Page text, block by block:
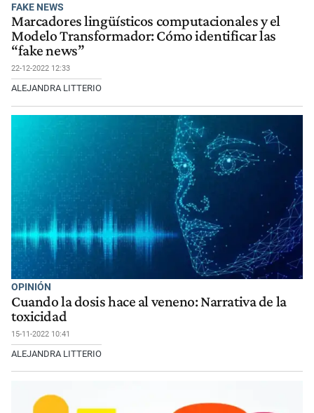
FAKE NEWS
Marcadores lingüísticos computacionales y el
Modelo Transformador: Cómo identificar las
“fake news”
22-12-2022 12:33
ALEJANDRA LITTERIO
OPINIÓN
Cuando la dosis hace al veneno: Narrativa de la
toxicidad
15-11-2022 10:41
ALEJANDRA LITTERIO